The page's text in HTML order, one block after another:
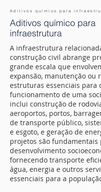
Aditivos químico para
Aditivos químico para
infraestrutura
A infraestrutura
construção civil abrange
grande escala que
expansão, manutenção ou
estruturas essenciais para
funcionamento de uma
inclui construção de
aeroportos, portos,
de transporte público,
e esgoto, e geração de
projetos são fundamentais
desenvolvimento
fornecendo transporte
água, energia e outros
essenciais para a